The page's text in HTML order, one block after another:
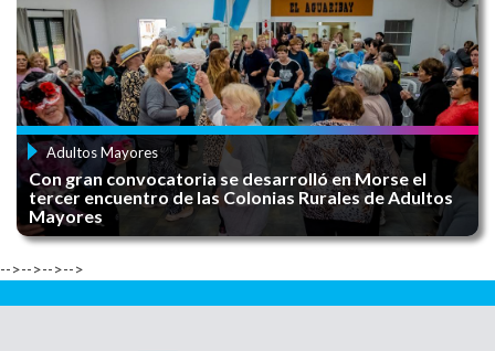
CURSO DE LICENCIA DE CONDUCIR
CONVOCATORIA MUSEO ABIERTO
Adultos Mayores
Con gran convocatoria se desarrolló en Morse el
tercer encuentro de las Colonias Rurales de Adultos
Mayores
-->-->-->-->